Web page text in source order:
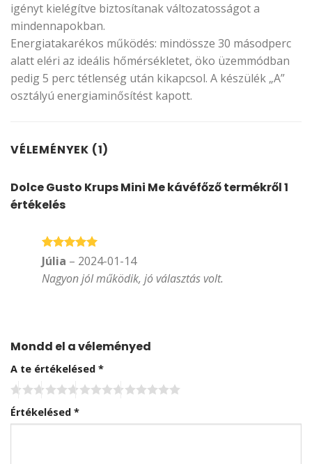
igényt kielégítve biztosítanak változatosságot a
mindennapokban.
Energiatakarékos működés: mindössze 30 másodperc
alatt eléri az ideális hőmérsékletet, öko üzemmódban
pedig 5 perc tétlenség után kikapcsol. A készülék „A”
osztályú energiaminősítést kapott.
VÉLEMÉNYEK (1)
Dolce Gusto Krups Mini Me kávéfőzőtermékről 1
értékelés
Értékelés:5
/ 5
Júlia – 2024-01-14
Nagyon jól működik, jó választás volt.
Mondd el a véleményed
A te értékelésed *
Értékelésed *